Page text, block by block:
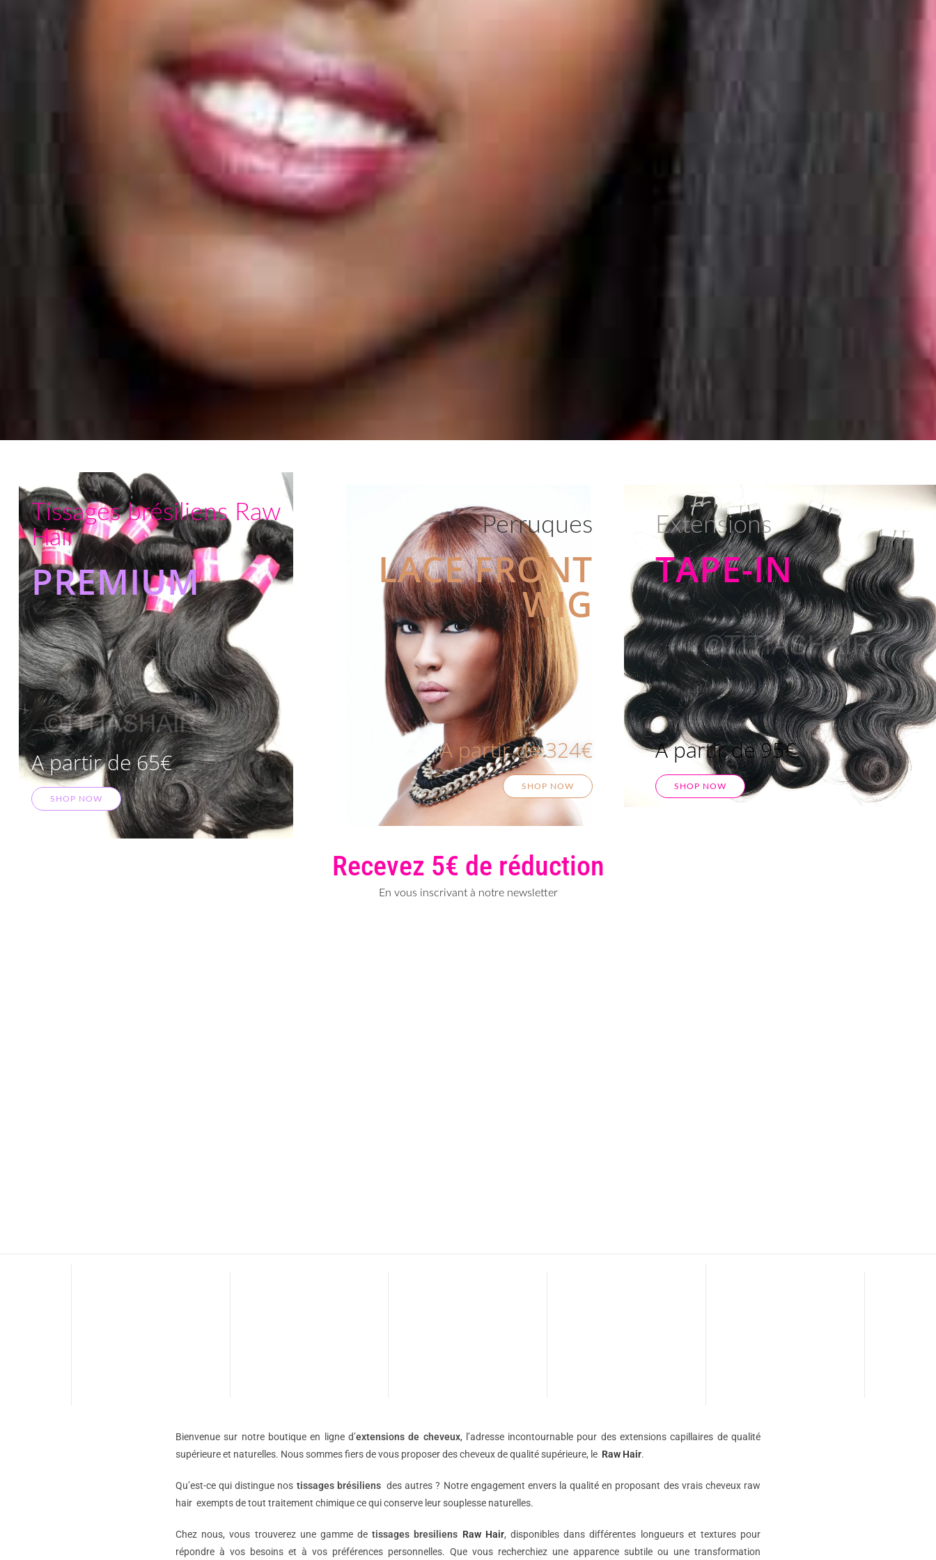
Tissages brésiliens Raw
Hair
PREMIUM
A partir de 65€
SHOP NOW
Perruques
LACE FRONT
WIG
A partir de 324€
SHOP NOW
Extensions
TAPE-IN
A partir de 95€
SHOP NOW
Recevez 5€ de réduction
En vous inscrivant à notre newsletter
Bienvenue sur notre boutique en ligne d’extensions de cheveux, l’adresse incontournable pour des extensions capillaires de qualité
supérieure et naturelles. Nous sommes fiers de vous proposer des cheveux de qualité supérieure, le Raw Hair.
Qu’est-ce qui distingue nos tissages brésiliensdes autres ? Notre engagement envers la qualité en proposant des vrais cheveux raw
hair exempts de tout traitement chimique ce qui conserve leur souplesse naturelles.
Chez nous, vous trouverez une gamme detissages bresiliens Raw Hair, disponibles dans différentes longueurs et textures pour
répondre à vos besoins et à vos préférences personnelles. Que vous recherchiez une apparence subtile ou une transformation